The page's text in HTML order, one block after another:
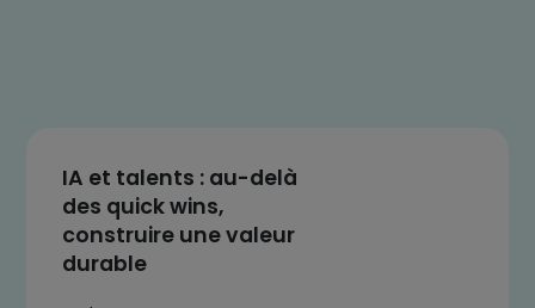
IA et talents : au-delà
des quick wins,
construire une valeur
durable